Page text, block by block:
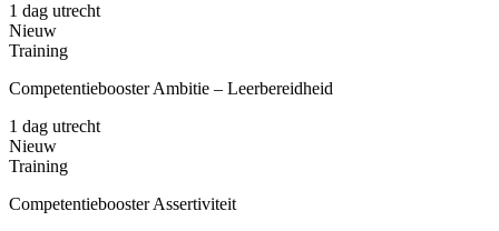
1 dag utrecht
Nieuw
Training
Competentiebooster Ambitie – Leerbereidheid
1 dag utrecht
Nieuw
Training
Competentiebooster Assertiviteit